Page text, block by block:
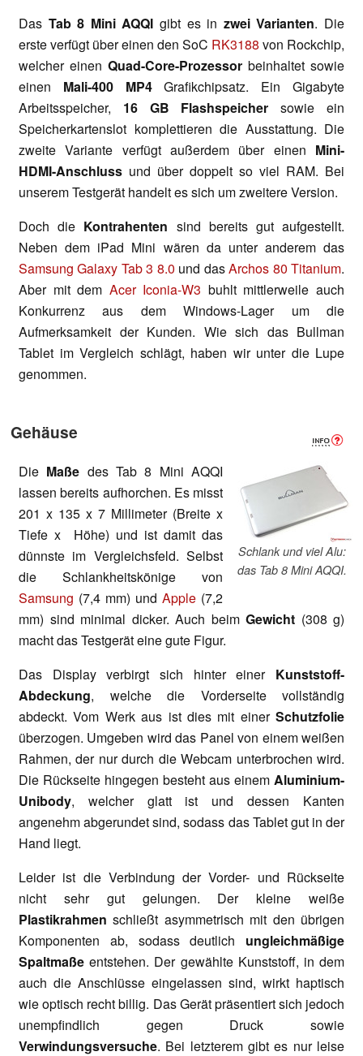
Das Tab 8 Mini AQQI gibt es in zwei Varianten. Die
erste verfügt über einen den SoC RK3188 von Rockchip,
welcher einen Quad-Core-Prozessor beinhaltet sowie
einen Mali-400 MP4Grafikchipsatz. Ein Gigabyte
Arbeitsspeicher, 16 GB Flashspeicher sowie ein
Speicherkartenslot komplettieren die Ausstattung. Die
zweite Variante verfügt außerdem über einen Mini-
HDMI-Anschluss und über doppelt so viel RAM. Bei
unserem Testgerät handelt es sich um zweitere Version.
Doch die Kontrahenten sind bereits gut aufgestellt.
Neben dem iPad Mini wären da unter anderem das
Samsung Galaxy Tab 3 8.0 und dasArchos 80 Titanium.
Aber mit dem Acer Iconia-W3 buhlt mittlerweile auch
Konkurrenz aus dem Windows-Lager um die
Aufmerksamkeit der Kunden. Wie sich das Bullman
Tablet im Vergleich schlägt, haben wir unter die Lupe
genommen.
Gehäuse
Schlank und viel Alu:
das Tab 8 Mini AQQI.
Die Maße des Tab 8 Mini AQQI
lassen bereits aufhorchen. Es misst
201 x 135 x 7 Millimeter (Breite x
Tiefe x
Höhe) und ist damit das
dünnste im Vergleichsfeld. Selbst
die Schlankheitskönige von
Samsung (7,4 mm) und Apple (7,2
mm) sind minimal dicker. Auch beim Gewicht (308 g)
macht das Testgerät eine gute Figur.
Das Display verbirgt sich hinter einer Kunststoff-
Abdeckung, welche die Vorderseite vollständig
abdeckt. Vom Werk aus ist dies mit einer Schutzfolie
überzogen. Umgeben wird das Panel von einem weißen
Rahmen, der nur durch die Webcam unterbrochen wird.
Die Rückseite hingegen besteht aus einem Aluminium-
Unibody, welcher glatt ist und dessen Kanten
angenehm abgerundet sind, sodass das Tablet gut in der
Hand liegt.
Leider ist die Verbindung der Vorder- und Rückseite
nicht sehr gut gelungen. Der kleine weiße
Plastikrahmenschließt asymmetrisch mit den übrigen
Komponenten ab, sodass deutlich ungleichmäßige
Spaltmaße entstehen. Der gewählte Kunststoff, in dem
auch die Anschlüsse eingelassen sind, wirkt haptisch
wie optisch recht billig. Das Gerät präsentiert sich jedoch
unempfindlich gegen Druck sowie
Verwindungsversuche. Bei letzterem gibt es nur leise